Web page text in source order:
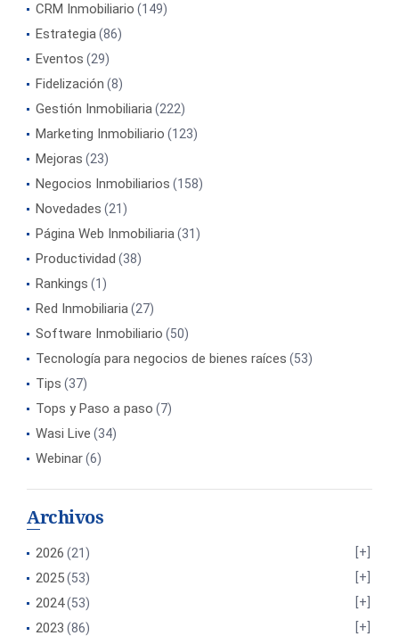
CRM Inmobiliario (149)
Estrategia(86)
Eventos (29)
Fidelización (8)
Gestión Inmobiliaria(222)
Marketing Inmobiliario (123)
Mejoras (23)
Negocios Inmobiliarios (158)
Novedades (21)
Página Web Inmobiliaria(31)
Productividad (38)
Rankings (1)
Red Inmobiliaria(27)
Software Inmobiliario (50)
Tecnología para negocios de bienes raíces (53)
Tips (37)
Tops y Paso a paso (7)
Wasi Live (34)
Webinar(6)
Archivos
2026 (21)
2025(53)
2024(53)
2023 (86)